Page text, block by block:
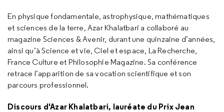
En physique fondamentale, astrophysique, mathématiques
et sciences de la terre, Azar Khalatbari a collaboré au
magazine Sciences & Avenir, durant une quinzaine d’années,
ainsi qu’à Science et vie, Ciel et espace, La Recherche,
France Culture et Philosophie Magazine. Sa conférence
retrace l’apparition de sa vocation scientifique et son
parcours professionnel.
Discours d'Azar Khalatbari, lauréate du Prix Jean